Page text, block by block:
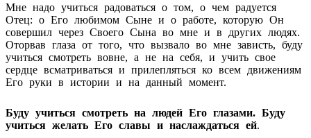
Мне надо учиться радоваться о том, о чем радуется
Отец: о Его любимом Сыне и о работе, которую Он
совершил через Своего Сына во мне и в других людях.
Оторвав глаза от того, что вызвало во мне зависть, буду
учиться смотреть вовне, а не на себя, и учить свое
сердце всматриваться и прилепляться ко всем движениям
Его руки в истории и на данный момент.
Буду учиться смотреть на людей Его глазами. Буду
учиться желать Его славы и наслаждаться ей.